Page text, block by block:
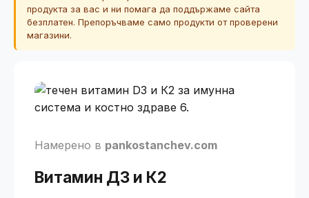
продукта за вас и ни помага да поддържаме сайта
безплатен. Препоръчваме само продукти от проверени
магазини.
Намерено в pankostanchev.com
Витамин Д3 и К2